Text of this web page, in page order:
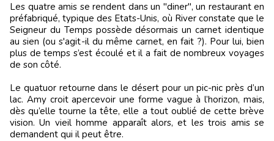
Les quatre amis se rendent dans un "diner", un restaurant en
préfabriqué, typique des Etats-Unis, où River constate que le
Seigneur du Temps possède désormais un carnet identique
au sien (ou s'agit-il du même carnet, en fait ?). Pour lui, bien
plus de temps s’est écoulé et il a fait de nombreux voyages
de son côté.
Le quatuor retourne dans le désert pour un pic-nic près d’un
lac. Amy croit apercevoir une forme vague à l’horizon, mais,
dès qu’elle tourne la tête, elle a tout oublié de cette brève
vision. Un vieil homme apparaît alors, et les trois amis se
demandent qui il peut être.